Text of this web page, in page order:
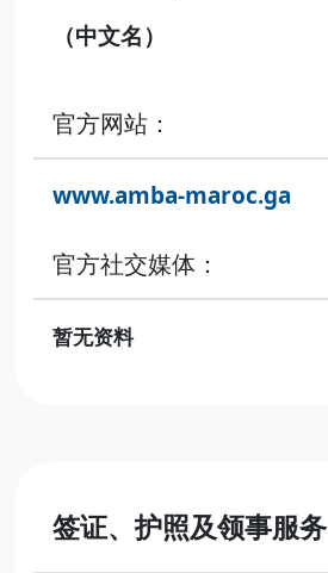
（中文名）
官方网站：
www.amba-maroc.ga
官方社交媒体：
暂无资料
签证、护照及领事服务